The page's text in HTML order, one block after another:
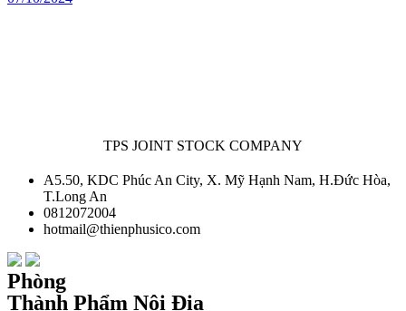
TPS JOINT STOCK COMPANY
A5.50, KDC Phúc An City, X. Mỹ Hạnh Nam, H.Đức Hòa,
T.Long An
0812072004
hotmail@thienphusico.com
Phòng
Thành Phẩm Nội Địa